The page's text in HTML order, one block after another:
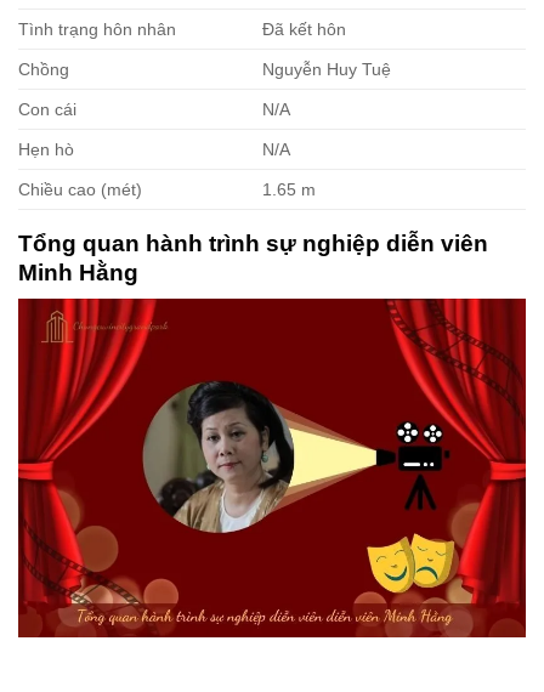
Tình trạng hôn nhân Đã kết hôn
Chồng Nguyễn Huy Tuệ
Con cái N/A
Hẹn hò N/A
Chiều cao (mét) 1.65 m
Tổng quan hành trình sự nghiệp diễn viên
Minh Hằng